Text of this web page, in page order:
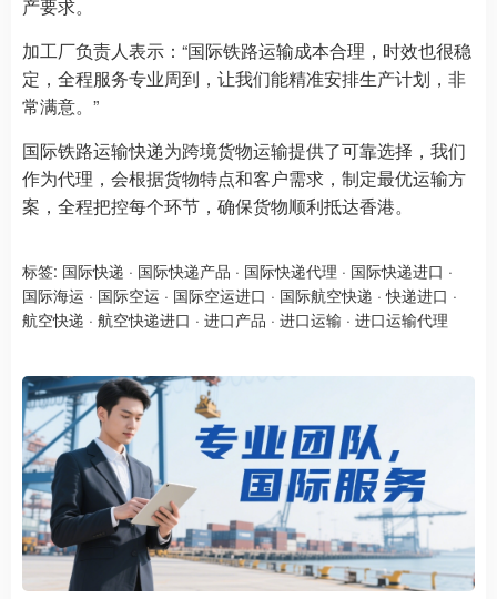
产要求。​
加工厂负责人表示：“国际铁路运输成本合理，时效也很稳
定，全程服务专业周到，让我们能精准安排生产计划，非
常满意。”​
国际铁路运输快递为跨境货物运输提供了可靠选择，我们
作为代理，会根据货物特点和客户需求，制定最优运输方
案，全程把控每个环节，确保货物顺利抵达香港。
标签: 国际快递 · 国际快递产品 · 国际快递代理 · 国际快递进口 ·
国际海运 · 国际空运 · 国际空运进口 · 国际航空快递 ·快递进口 ·
航空快递 · 航空快递进口 · 进口产品 · 进口运输 · 进口运输代理